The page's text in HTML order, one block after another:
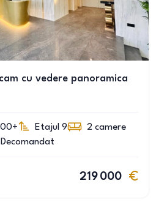
cu vedere panoramica
Etajul 9 2 camere
Decomandat
219 000